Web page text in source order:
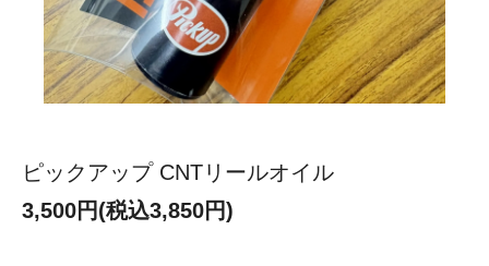
ピックアップ CNTリールオイル
3,500円(税込3,850円)